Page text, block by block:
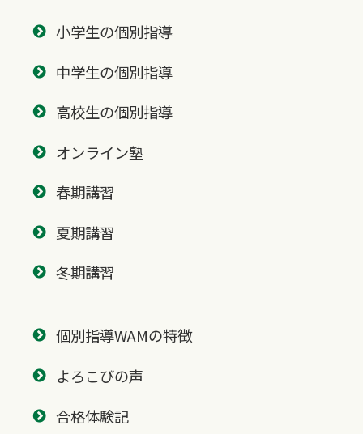
小学生の個別指導
中学生の個別指導
高校生の個別指導
オンライン塾
春期講習
夏期講習
冬期講習
個別指導WAMの特徴
よろこびの声
合格体験記